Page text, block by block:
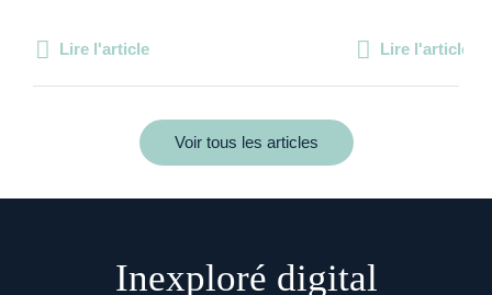
Lire l'article Lire l'article
Voir tous les articles
Inexploré digital